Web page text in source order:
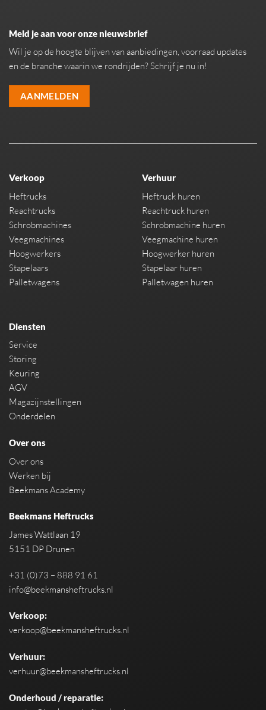
Meld je aan voor onze nieuwsbrief
Wil je op de hoogte blijven van aanbiedingen, voorraad updates
en de branche waarin we rondrijden? Schrijf je nu in!
AANMELDEN
Verkoop
Heftrucks
Reachtrucks
Schrobmachines
Veegmachines
Hoogwerkers
Stapelaars
Palletwagens
Verhuur
Heftruck huren
Reachtruck huren
Schrobmachine huren
Veegmachine huren
Hoogwerker huren
Stapelaar huren
Palletwagen huren
Diensten
Service
Storing
Keuring
AGV
Magazijnstellingen
Onderdelen
Over ons
Over ons
Werken bij
Beekmans Academy
Beekmans Heftrucks
James Wattlaan 19
5151 DP Drunen
+31 (0)73 – 888 91 61
info@beekmansheftrucks.nl
Verkoop:
verkoop@beekmansheftrucks.nl
Verhuur:
verhuur@beekmansheftrucks.nl
Onderhoud / reparatie: